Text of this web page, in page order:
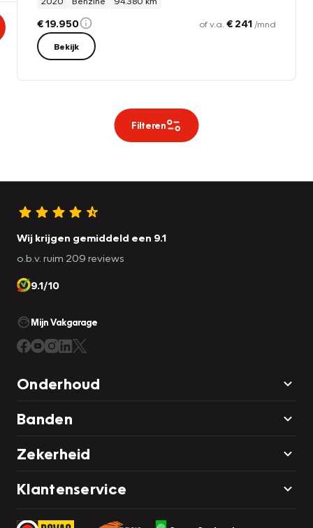
€ 19.950 of v.a. € 241 /mnd
Bekijk
Filteren
Wij krijgen gemiddeld een 9.1
o.b.v. ruim 209 reviews
9.1/10
Mijn Vakgarage
Onderhoud
Banden
Zekerheid
Klantenservice